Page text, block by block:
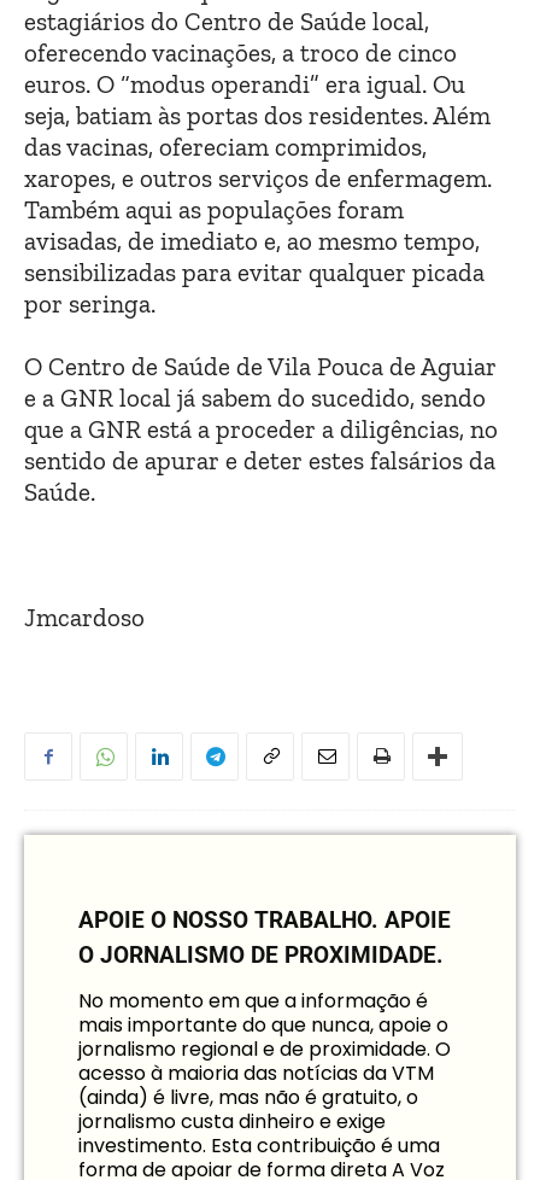
estagiários do Centro de Saúde local,
oferecendo vacinações, a troco de cinco
euros. O “modus operandi” era igual. Ou
seja, batiam às portas dos residentes. Além
das vacinas, ofereciam comprimidos,
xaropes, e outros serviços de enfermagem.
Também aqui as populações foram
avisadas, de imediato e, ao mesmo tempo,
sensibilizadas para evitar qualquer picada
por seringa.
O Centro de Saúde de Vila Pouca de Aguiar
e a GNR local já sabem do sucedido, sendo
que a GNR está a proceder a diligências, no
sentido de apurar e deter estes falsários da
Saúde.
Jmcardoso
APOIE O NOSSO TRABALHO. APOIE
O JORNALISMO DE PROXIMIDADE.
No momento em que a informação é
mais importante do que nunca, apoie o
jornalismo regional e de proximidade. O
acesso à maioria das notícias da VTM
(ainda) é livre, mas não é gratuito, o
jornalismo custa dinheiro e exige
investimento. Esta contribuição é uma
forma de apoiar de forma direta A Voz